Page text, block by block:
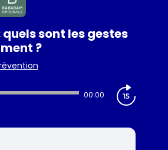
sont les gestes
?
00:00